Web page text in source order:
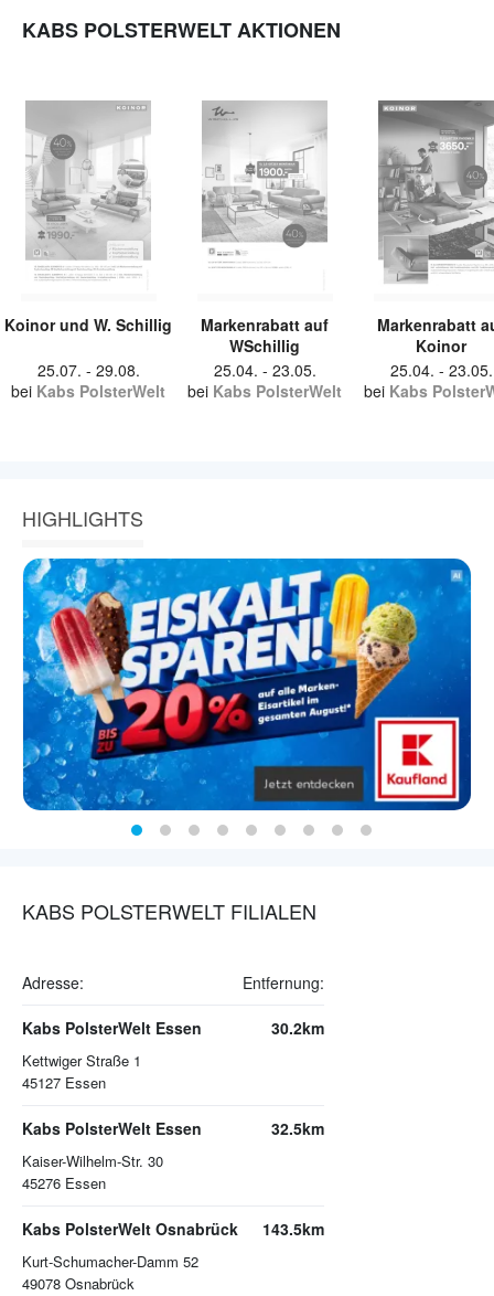
KABS POLSTERWELT AKTIONEN
Koinor und W. Schillig
25.07. - 29.08.
bei Kabs PolsterWelt
Markenrabatt auf
WSchillig
25.04. - 23.05.
bei Kabs PolsterWelt
Markenrabatt
Koinor
25.04. - 23.05.
bei Kabs
HIGHLIGHTS
KABS POLSTERWELT FILIALEN
Adresse: Entfernung:
Kabs PolsterWelt Essen
Kettwiger Straße 1
45127 Essen
30.2km
Kabs PolsterWelt Essen
Kaiser-Wilhelm-Str. 30
45276 Essen
32.5km
Kabs PolsterWelt Osnabrück
Kurt-Schumacher-Damm 52
49078 Osnabrück
143.5km